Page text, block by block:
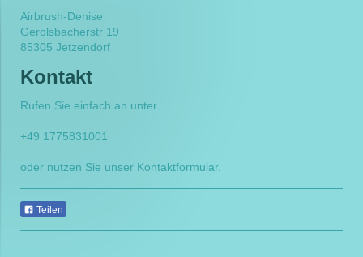
Airbrush-Denise
Gerolsbacherstr 19
85305 Jetzendorf
Kontakt
Rufen Sie einfach an unter
+49 1775831001
oder nutzen Sie unser Kontaktformular.
Teilen